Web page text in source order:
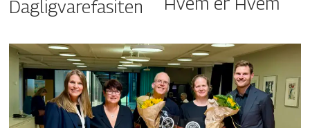
Dagligvarefasiten